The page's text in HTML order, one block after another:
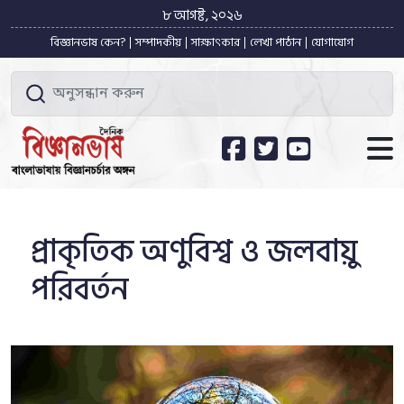
৮ আগষ্ট, ২০২৬
বিজ্ঞানভাষ কেন? সম্পাদকীয় সাক্ষাৎকার লেখা পাঠান যোগাযোগ
প্রাকৃতিক অণুবিশ্ব ও জলবায়ু
পরিবর্তন